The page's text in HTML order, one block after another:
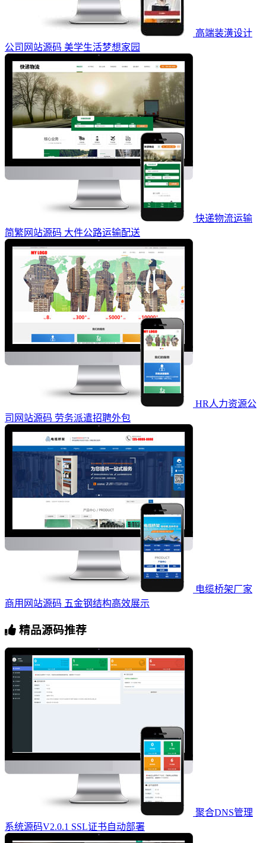
高端装潢设计
公司网站源码 美学生活梦想家园
快递物流运输
简繁网站源码 大件公路运输配送
HR人力资源公
司网站源码 劳务派遣招聘外包
电缆桥架厂家
商用网站源码 五金钢结构高效展示
精品源码推荐
聚合DNS管理
系统源码V2.0.1 SSL证书自动部署